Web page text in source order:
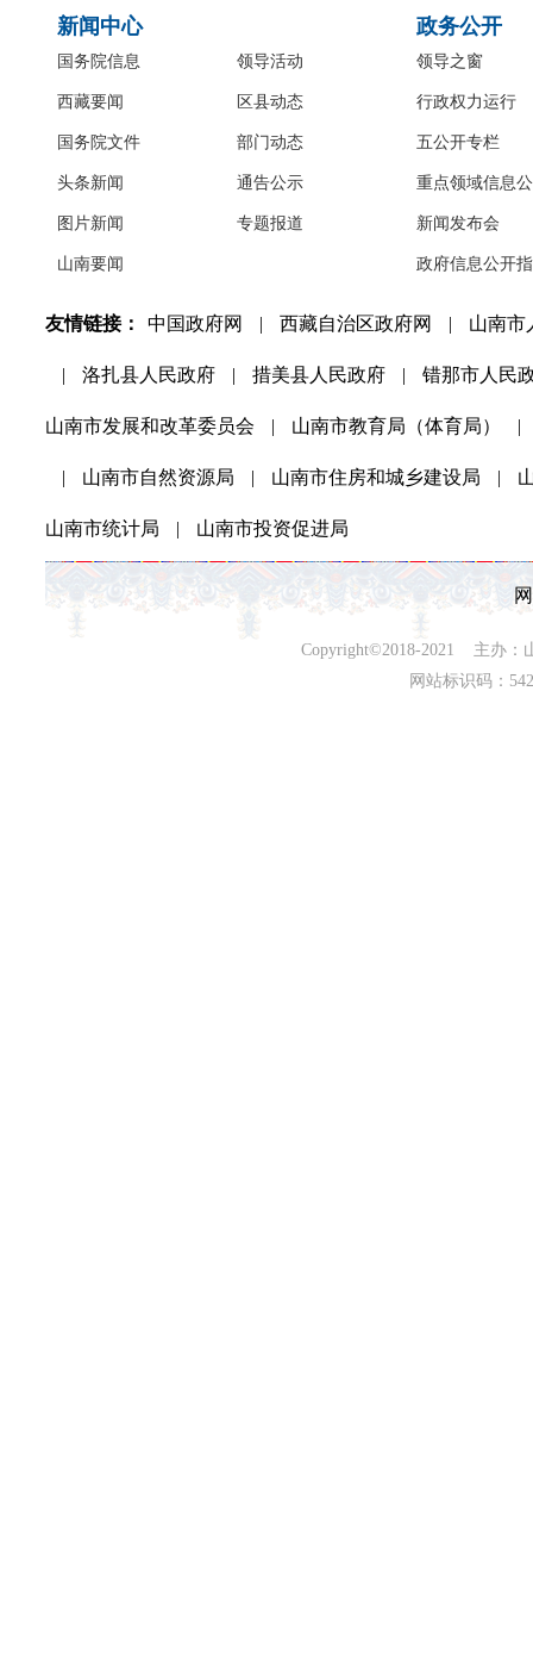
新闻中心
国务院信息
西藏要闻
国务院文件
头条新闻
图片新闻
山南要闻
领导活动
区县动态
部门动态
通告公示
专题报道
政务公开
领导之窗
行政权力运行
五公开专栏
重点领域信息
新闻发布会
政府信息公开
友情链接： 中国政府网 | 西藏自治区政府网 | 山南市
| 洛扎县人民政府 | 措美县人民政府 | 错那市人民
山南市发展和改革委员会 | 山南市教育局（体育局） |
| 山南市自然资源局 | 山南市住房和城乡建设局 |
山南市统计局 | 山南市投资促进局
Copyright©2018-2021 主办：
网站标识码：